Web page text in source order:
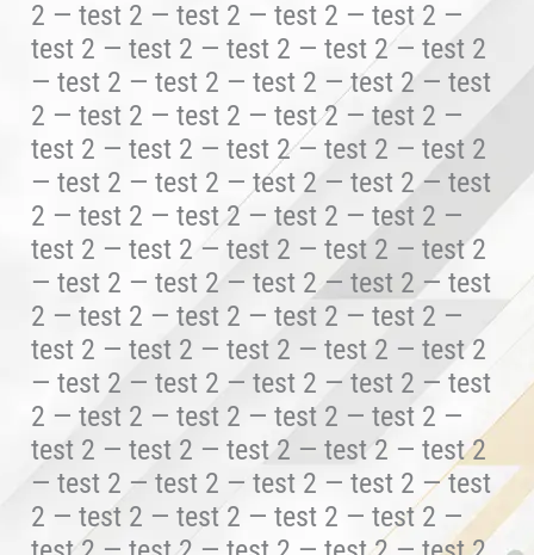
2 — test 2 — test 2 — test 2 — test 2 —
test 2 — test 2 — test 2 — test 2 — test 2
— test 2 — test 2 — test 2 — test 2 — test
2 — test 2 — test 2 — test 2 — test 2 —
test 2 — test 2 — test 2 — test 2 — test 2
— test 2 — test 2 — test 2 — test 2 — test
2 — test 2 — test 2 — test 2 — test 2 —
test 2 — test 2 — test 2 — test 2 — test 2
— test 2 — test 2 — test 2 — test 2 — test
2 — test 2 — test 2 — test 2 — test 2 —
test 2 — test 2 — test 2 — test 2 — test 2
— test 2 — test 2 — test 2 — test 2 — test
2 — test 2 — test 2 — test 2 — test 2 —
test 2 — test 2 — test 2 — test 2 — test 2
— test 2 — test 2 — test 2 — test 2 — test
2 — test 2 — test 2 — test 2 — test 2 —